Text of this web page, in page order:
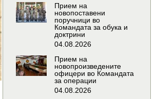
Прием на
новопоставени
поручници во
Командата за обука и
доктрини
04.08.2026
Прием на
новопроизведените
офицери во Командата
за операции
04.08.2026